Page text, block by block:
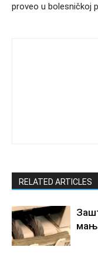
proveo u bolesničkoj
RELATED ARTICLES